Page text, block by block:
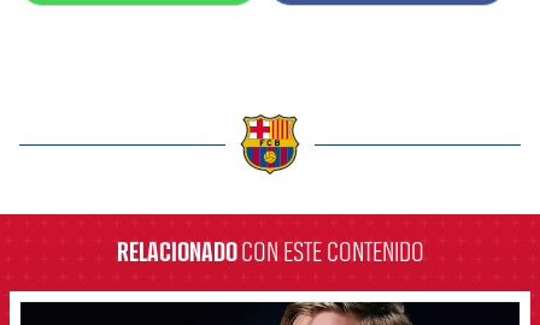
RELACIONADOCON ESTE CONTENIDO
FCB Barcelona badge